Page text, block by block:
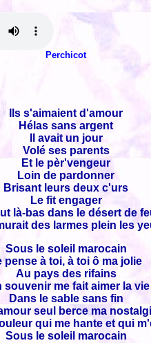
Perchicot
Ils s'aimaient d'amour
Hélas sans argent
Il avait un jour
Volé ses parents
Et le pèr'vengeur
Loin de pardonner
Brisant leurs deux c'urs
Le fit engager
là-bas dans le désert de
des larmes plein les
Sous le soleil marocain
pense à toi, à toi ô ma jolie
Au pays des rifains
souvenir me fait aimer la vie
Dans le sable sans fin
seul berce ma
qui me hante et qui
Sous le soleil marocain